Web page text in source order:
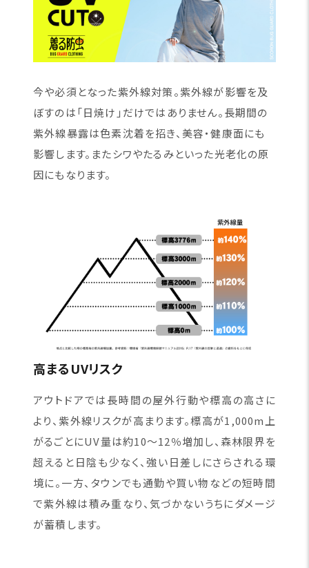
今や必須となった紫外線対策。紫外線が影響を及
ぼすのは「日焼け」だけではありません。長期間の
紫外線暴露は色素沈着を招き、美容・健康面にも
影響します。またシワやたるみといった光老化の原
因にもなります。
高まるUVリスク
アウトドアでは長時間の屋外行動や標高の高さに
より、紫外線リスクが高まります。標高が1,000m上
がるごとにUV量は約10〜12％増加し、森林限界を
超えると日陰も少なく、強い日差しにさらされる環
境に。一方、タウンでも通勤や買い物などの短時間
で紫外線は積み重なり、気づかないうちにダメージ
が蓄積します。